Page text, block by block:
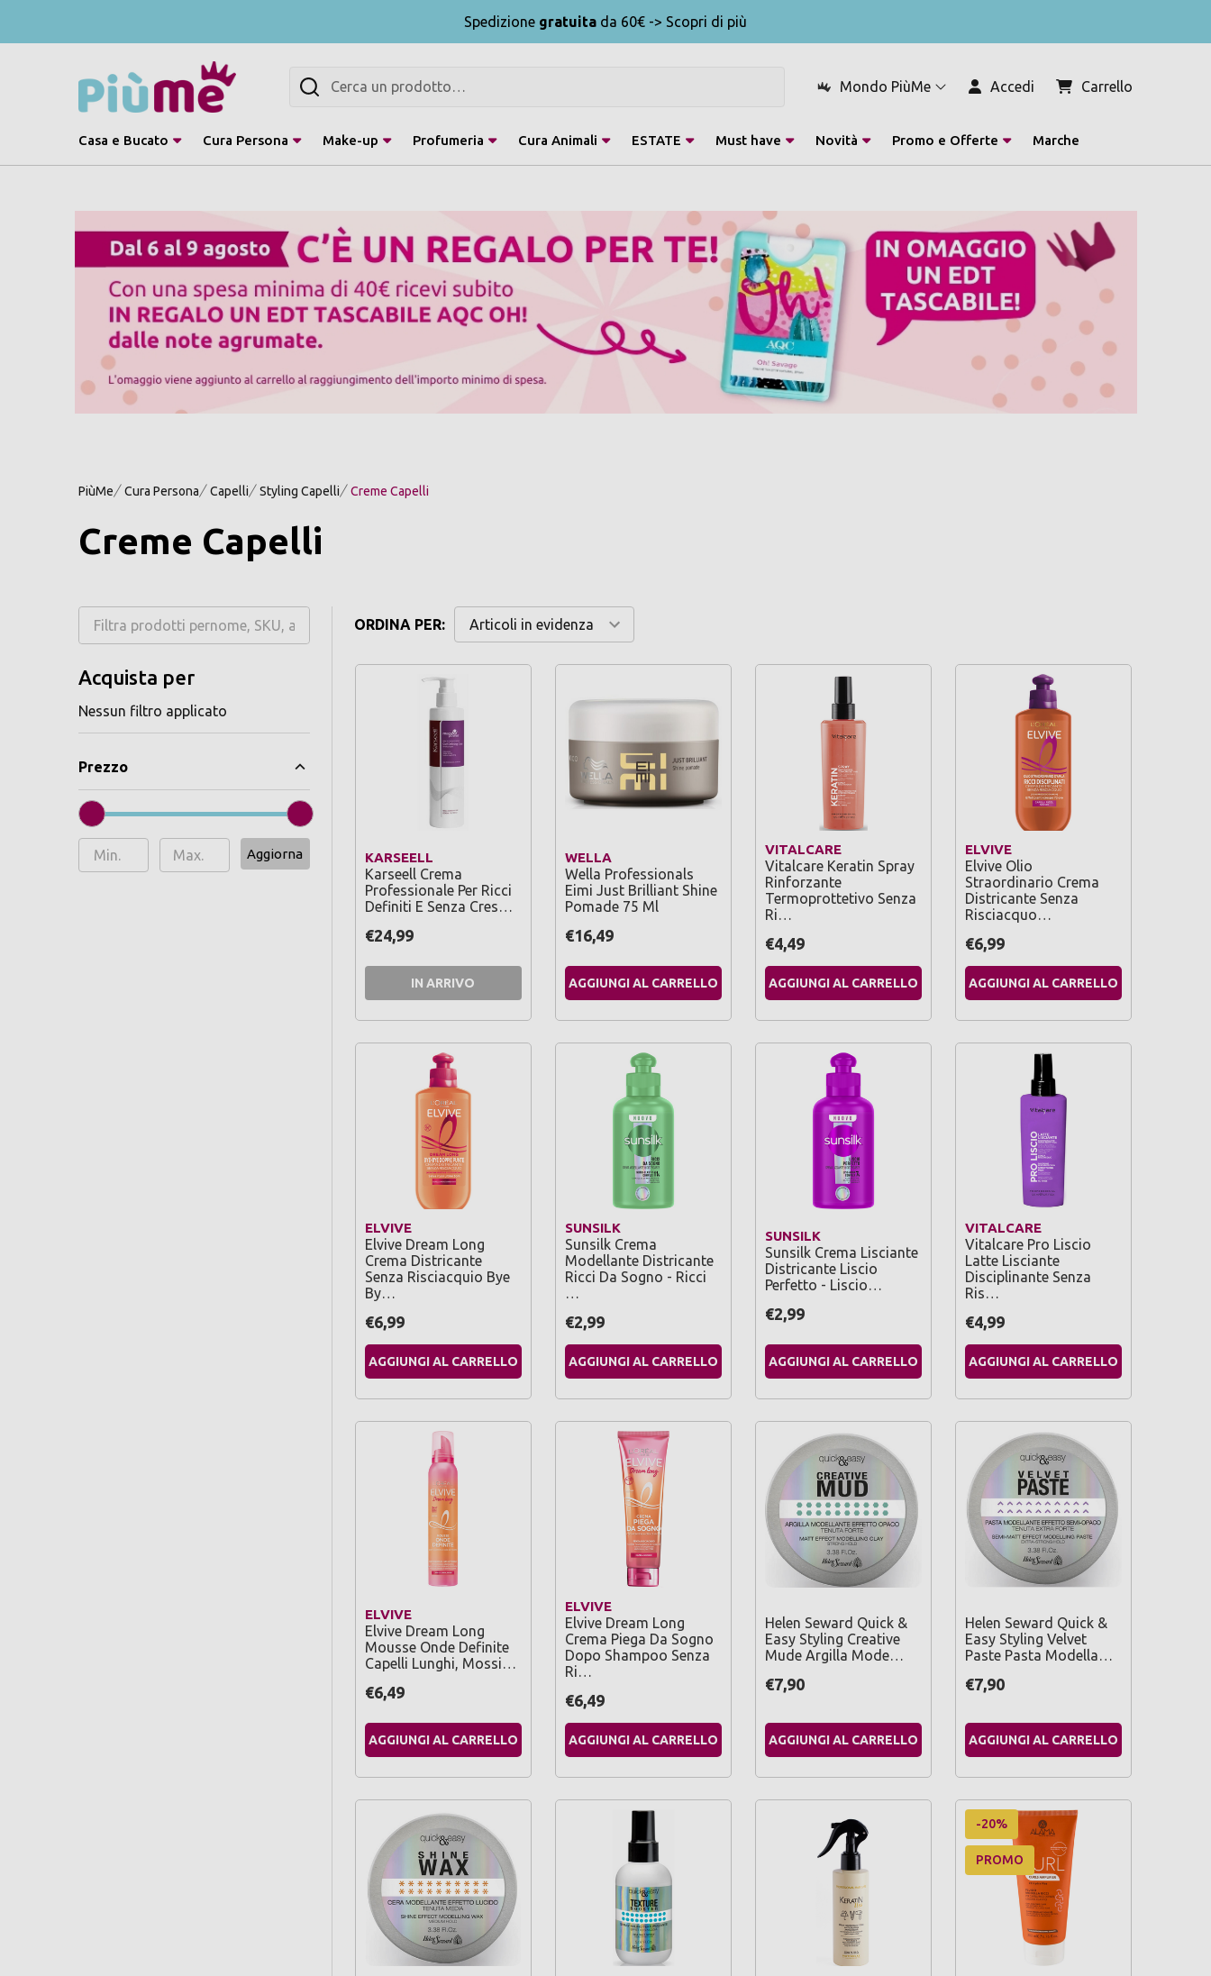
Spedizione gratuita da 60€ -> Scopri di più
Mondo PiùMe Accedi Carrello
Cerca
Casa e Bucato Cura Persona Make-up Profumeria Cura Animali ESTATE Must have Novità Promo e Offerte Marche
PiùMe Cura Persona Capelli Styling Capelli Creme Capelli
Creme Capelli
Acquista per
Nessun filtro applicato
Prezzo
Aggiorna
ORDINA PER:
KARSEELL
Karseell Crema
Professionale Per Ricci
Definiti E Senza Cres…
€24,99
IN ARRIVO
WELLA
Wella Professionals
Eimi Just Brilliant Shine
Pomade 75 Ml
€16,49
AGGIUNGI AL CARRELLO
VITALCARE
Vitalcare Keratin Spray
Rinforzante
Termoprottetivo Senza
Ri…
€4,49
AGGIUNGI AL CARRELLO
ELVIVE
Elvive Olio
Straordinario Crema
Districante Senza
Risciacquo…
€6,99
AGGIUNGI AL CARRELLO
ELVIVE
Elvive Dream Long
Crema Districante
Senza Risciacquio Bye
By…
€6,99
AGGIUNGI AL CARRELLO
SUNSILK
Sunsilk Crema
Modellante Districante
Ricci Da Sogno - Ricci
…
€2,99
AGGIUNGI AL CARRELLO
SUNSILK
Sunsilk Crema Lisciante
Districante Liscio
Perfetto - Liscio…
€2,99
AGGIUNGI AL CARRELLO
VITALCARE
Vitalcare Pro Liscio
Latte Lisciante
Disciplinante Senza
Ris…
€4,99
AGGIUNGI AL CARRELLO
ELVIVE
Elvive Dream Long
Mousse Onde Definite
Capelli Lunghi, Mossi…
€6,49
AGGIUNGI AL CARRELLO
ELVIVE
Elvive Dream Long
Crema Piega Da Sogno
Dopo Shampoo Senza
Ri…
€6,49
AGGIUNGI AL CARRELLO
Helen Seward Quick &
Easy Styling Creative
Mude Argilla Mode…
€7,90
AGGIUNGI AL CARRELLO
Helen Seward Quick &
Easy Styling Velvet
Paste Pasta Modella…
€7,90
AGGIUNGI AL CARRELLO
-20%
PROMO